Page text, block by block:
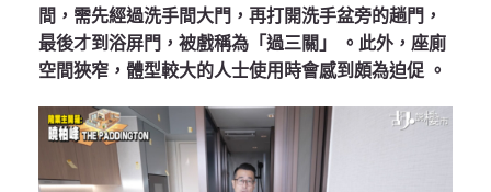
間，需先經過洗手間大門，再打開洗手盆旁的趟門，
最後才到浴屏門，被戲稱為「過三關」 。此外，座廁
空間狹窄，體型較大的人士使用時會感到頗為迫促 。